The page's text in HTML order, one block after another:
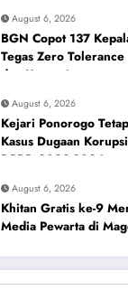
August 6, 2026
BGN Copot 137
Tegas Zero
dan Korupsi
August 6, 2026
Kejari Ponorogo
Kasus Dugaan
DPRD 2023-2026
August 6, 2026
Khitan Gratis ke-9
Media Pewarta di